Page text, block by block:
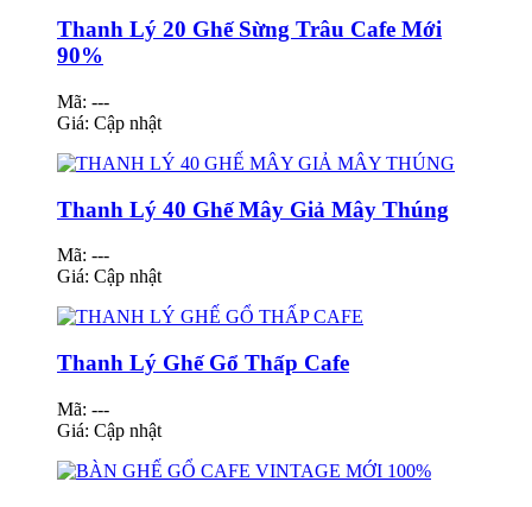
Thanh Lý 20 Ghế Sừng Trâu Cafe Mới
90%
Mã: ---
Giá: Cập nhật
Thanh Lý 40 Ghế Mây Giả Mây Thúng
Mã: ---
Giá: Cập nhật
Thanh Lý Ghế Gổ Thấp Cafe
Mã: ---
Giá: Cập nhật